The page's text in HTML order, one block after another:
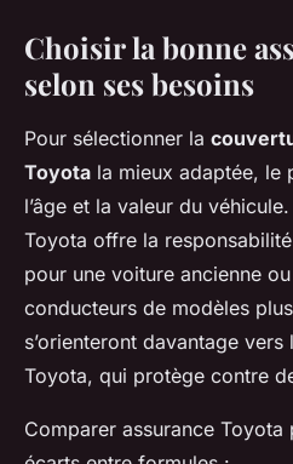
Choisir la bonne
selon ses besoins
Pour sélectionner la
Toyota la mieux adaptée, le
l’âge et la valeur du
Toyota offre la
pour une voiture ancienne
conducteurs de modèles
s’orienteront davantage
Toyota, qui protège contre
Comparer assurance